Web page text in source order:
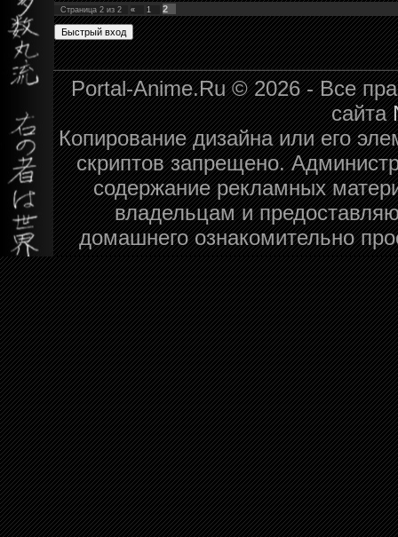
Страница 2 из 2 « 1 2
Portal-Anime.Ru © 2026 - Все
сайта
Копирование дизайна или его
скриптов запрещено.
содержание рекламных
владельцам и
домашнего ознакомительно